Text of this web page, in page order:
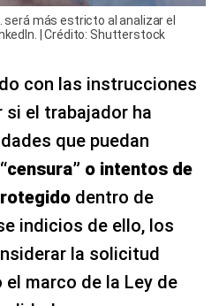
será más estricto al analizar el
| Crédito: Shutterstock
con las instrucciones
el trabajador ha
que puedan
o intentos de
dentro de
indicios de ello, los
la solicitud
marco de la Ley de